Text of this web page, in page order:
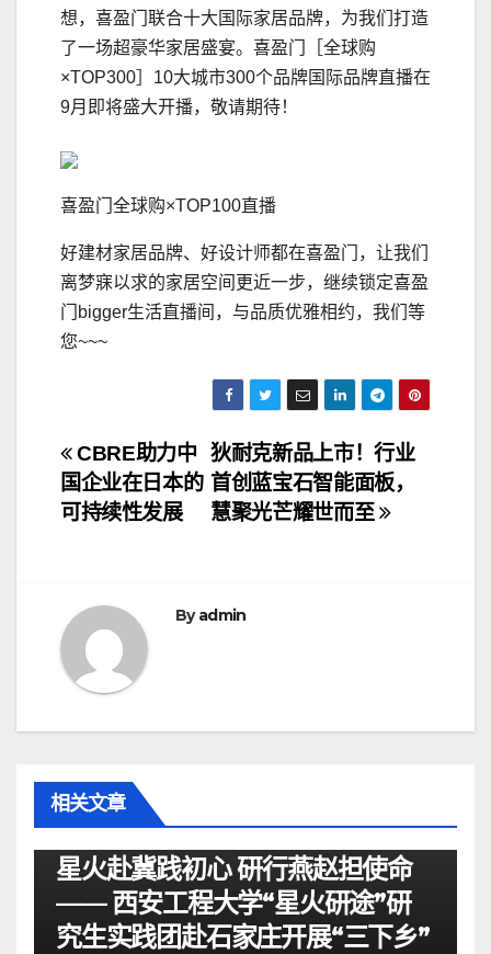
想，喜盈门联合十大国际家居品牌，为我们打造
了一场超豪华家居盛宴。喜盈门［全球购
×TOP300］10大城市300个品牌国际品牌直播在
9月即将盛大开播，敬请期待！
喜盈门全球购×TOP100直播
好建材家居品牌、好设计师都在喜盈门，让我们
离梦寐以求的家居空间更近一步，继续锁定喜盈
门bigger生活直播间，与品质优雅相约，我们等
您~~~
文
章
航
狄耐克新品上市！行业
首创蓝宝石智能面板，
慧聚光芒耀世而至
CBRE助力中
国企业在日本的
可持续性发展
Byadmin
相关文章
星火赴冀践初心 研行燕赵担使命
—— 西安工程大学“星火研途”研
究生实践团赴石家庄开展“三下乡”